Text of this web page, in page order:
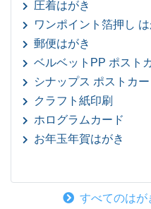
圧着はがき
ワンポイント箔押し
郵便はがき
ベルベットPP ポスト
シナップス ポストカ
クラフト紙印刷
ホログラムカード
お年玉年賀はがき
すべてのはが